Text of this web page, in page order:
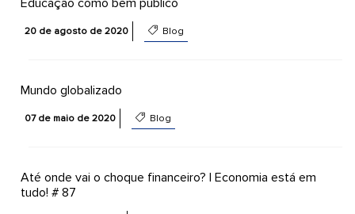
Educação como bem público
20 de agosto de 2020 Blog
Mundo globalizado
07 de maio de 2020 Blog
Até onde vai o choque financeiro? | Economia está em
tudo! # 87